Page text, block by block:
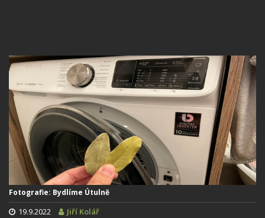
Fotografie: Bydlíme Útulně
19.9.2022 Jiří Kolář